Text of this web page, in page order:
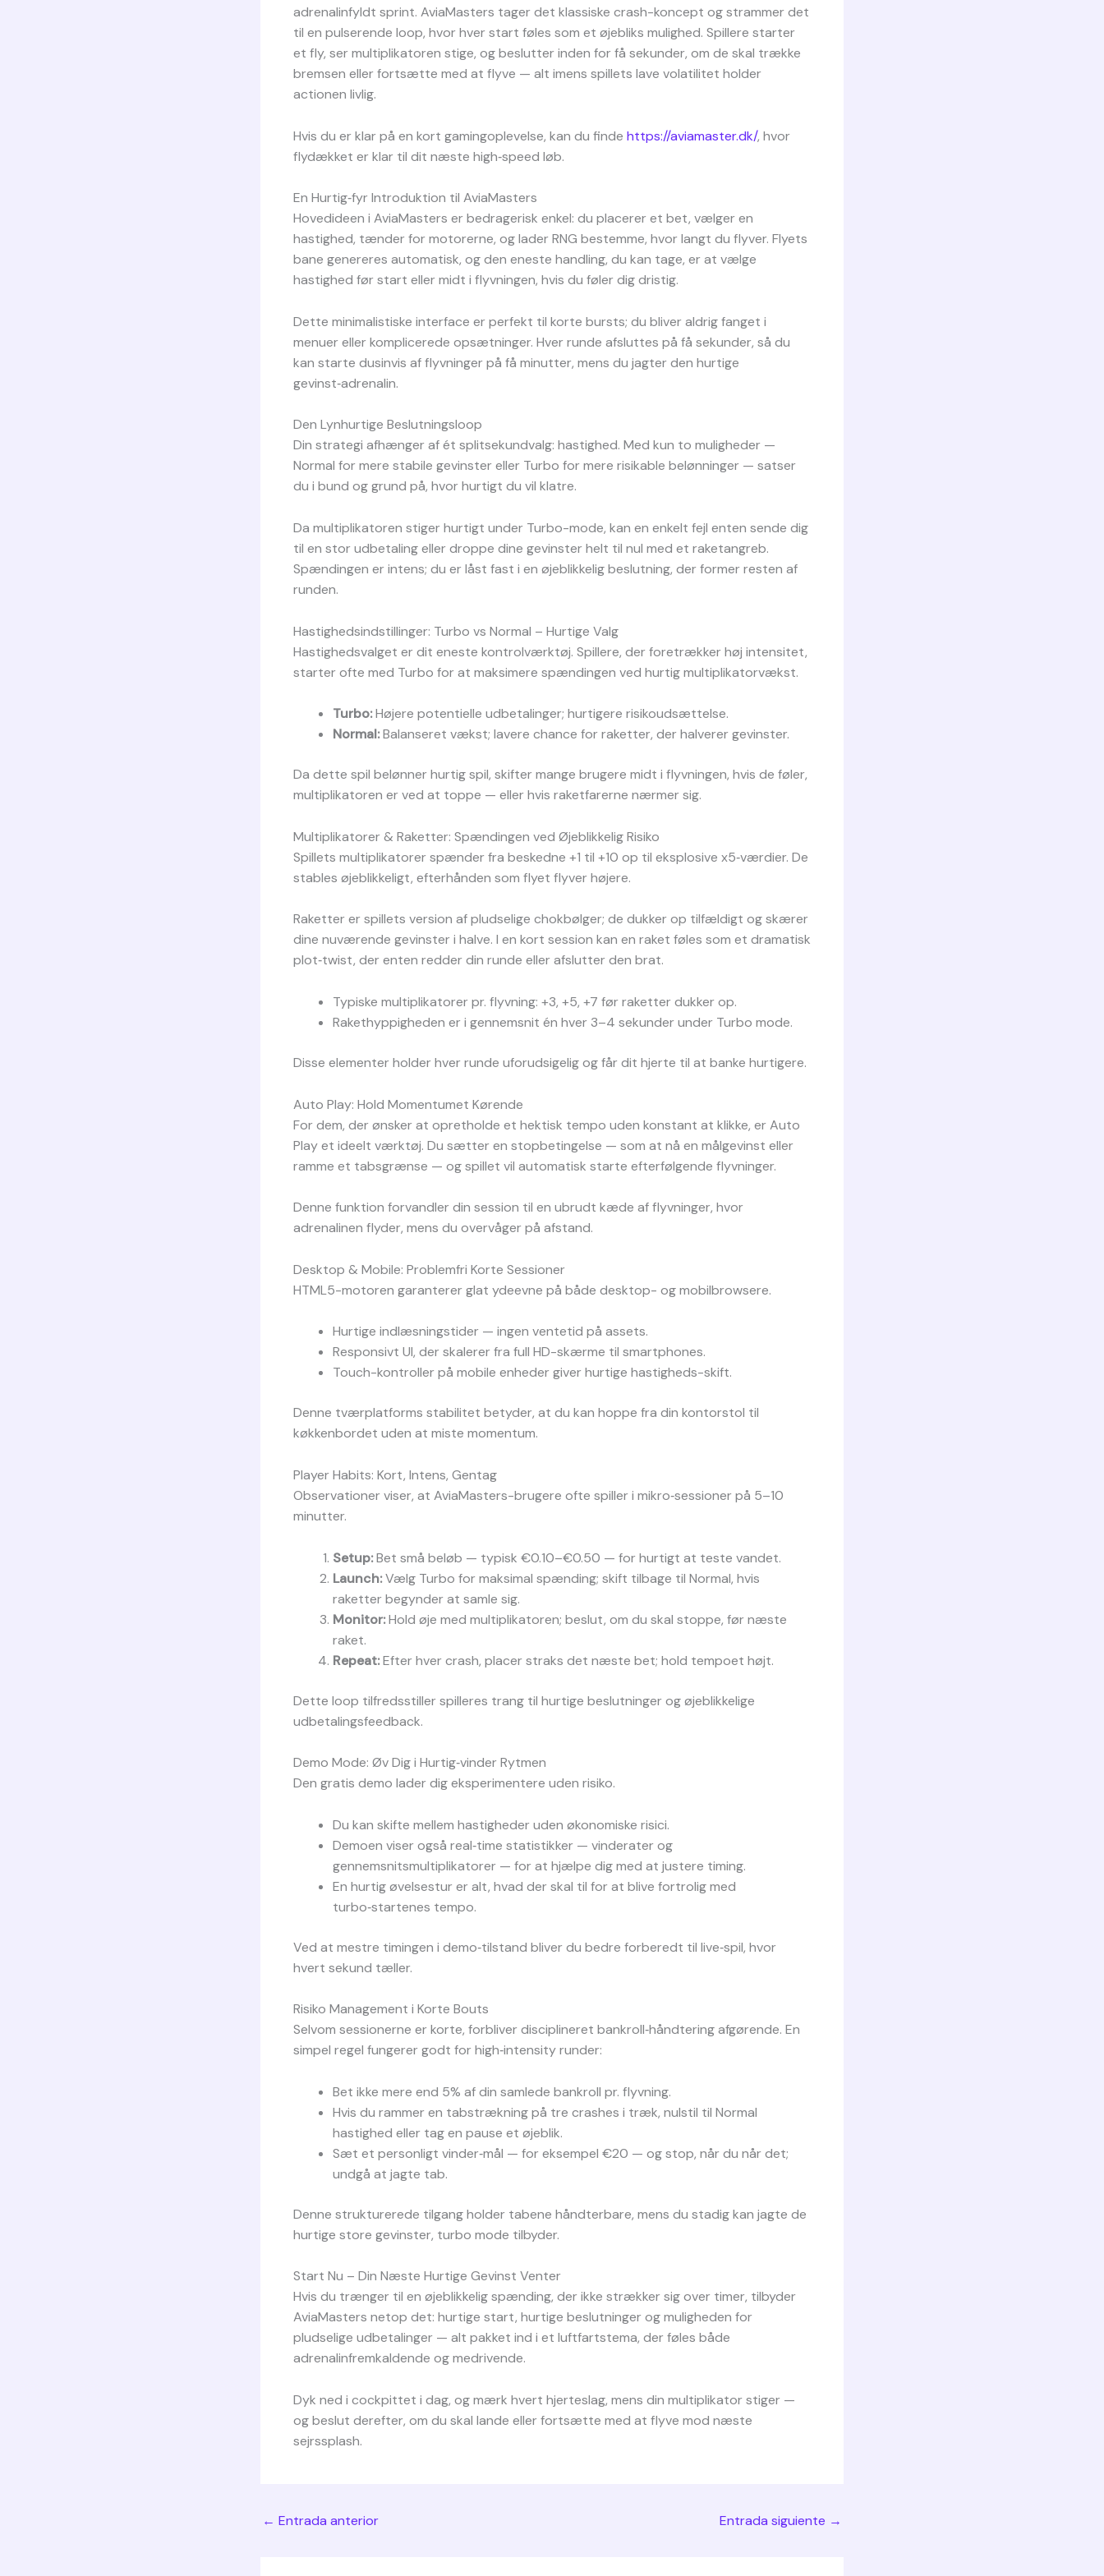
adrenalinfyldt sprint. AviaMasters tager det klassiske crash-koncept og strammer det
til en pulserende loop, hvor hver start føles som et øjebliks mulighed. Spillere starter
et fly, ser multiplikatoren stige, og beslutter inden for få sekunder, om de skal trække
bremsen eller fortsætte med at flyve — alt imens spillets lave volatilitet holder
actionen livlig.
Hvis du er klar på en kort gamingoplevelse, kan du finde https://aviamaster.dk/, hvor
flydækket er klar til dit næste high‑speed løb.
En Hurtig‑fyr Introduktion til AviaMasters
Hovedideen i AviaMasters er bedragerisk enkel: du placerer et bet, vælger en
hastighed, tænder for motorerne, og lader RNG bestemme, hvor langt du flyver. Flyets
bane genereres automatisk, og den eneste handling, du kan tage, er at vælge
hastighed før start eller midt i flyvningen, hvis du føler dig dristig.
Dette minimalistiske interface er perfekt til korte bursts; du bliver aldrig fanget i
menuer eller komplicerede opsætninger. Hver runde afsluttes på få sekunder, så du
kan starte dusinvis af flyvninger på få minutter, mens du jagter den hurtige
gevinst‑adrenalin.
Den Lynhurtige Beslutningsloop
Din strategi afhænger af ét splitsekundvalg: hastighed. Med kun to muligheder —
Normal for mere stabile gevinster eller Turbo for mere risikable belønninger — satser
du i bund og grund på, hvor hurtigt du vil klatre.
Da multiplikatoren stiger hurtigt under Turbo-mode, kan en enkelt fejl enten sende dig
til en stor udbetaling eller droppe dine gevinster helt til nul med et raketangreb.
Spændingen er intens; du er låst fast i en øjeblikkelig beslutning, der former resten af
runden.
Hastighedsindstillinger: Turbo vs Normal – Hurtige Valg
Hastighedsvalget er dit eneste kontrolværktøj. Spillere, der foretrækker høj intensitet,
starter ofte med Turbo for at maksimere spændingen ved hurtig multiplikatorvækst.
Turbo:Højere potentielle udbetalinger; hurtigere risikoudsættelse.
Normal:Balanseret vækst; lavere chance for raketter, der halverer gevinster.
Da dette spil belønner hurtig spil, skifter mange brugere midt i flyvningen, hvis de føler,
multiplikatoren er ved at toppe — eller hvis raketfarerne nærmer sig.
Multiplikatorer & Raketter: Spændingen ved Øjeblikkelig Risiko
Spillets multiplikatorer spænder fra beskedne +1 til +10 op til eksplosive x5‑værdier. De
stables øjeblikkeligt, efterhånden som flyet flyver højere.
Raketter er spillets version af pludselige chokbølger; de dukker op tilfældigt og skærer
dine nuværende gevinster i halve. I en kort session kan en raket føles som et dramatisk
plot‑twist, der enten redder din runde eller afslutter den brat.
Typiske multiplikatorer pr. flyvning: +3, +5, +7 før raketter dukker op.
Rakethyppigheden er i gennemsnit én hver 3–4 sekunder under Turbo mode.
Disse elementer holder hver runde uforudsigelig og får dit hjerte til at banke hurtigere.
Auto Play: Hold Momentumet Kørende
For dem, der ønsker at opretholde et hektisk tempo uden konstant at klikke, er Auto
Play et ideelt værktøj. Du sætter en stopbetingelse — som at nå en målgevinst eller
ramme et tabsgrænse — og spillet vil automatisk starte efterfølgende flyvninger.
Denne funktion forvandler din session til en ubrudt kæde af flyvninger, hvor
adrenalinen flyder, mens du overvåger på afstand.
Desktop & Mobile: Problemfri Korte Sessioner
HTML5-motoren garanterer glat ydeevne på både desktop- og mobilbrowsere.
Hurtige indlæsningstider — ingen ventetid på assets.
Responsivt UI, der skalerer fra full HD-skærme til smartphones.
Touch-kontroller på mobile enheder giver hurtige hastigheds-skift.
Denne tværplatforms stabilitet betyder, at du kan hoppe fra din kontorstol til
køkkenbordet uden at miste momentum.
Player Habits: Kort, Intens, Gentag
Observationer viser, at AviaMasters-brugere ofte spiller i mikro‑sessioner på 5–10
minutter.
Setup:Bet små beløb — typisk €0.10–€0.50 — for hurtigt at teste vandet.
Launch:Vælg Turbo for maksimal spænding; skift tilbage til Normal, hvis
raketter begynder at samle sig.
Monitor:Hold øje med multiplikatoren; beslut, om du skal stoppe, før næste
raket.
Repeat:Efter hver crash, placer straks det næste bet; hold tempoet højt.
Dette loop tilfredsstiller spilleres trang til hurtige beslutninger og øjeblikkelige
udbetalingsfeedback.
Demo Mode: Øv Dig i Hurtig‑vinder Rytmen
Den gratis demo lader dig eksperimentere uden risiko.
Du kan skifte mellem hastigheder uden økonomiske risici.
Demoen viser også real‑time statistikker — vinderater og
gennemsnitsmultiplikatorer — for at hjælpe dig med at justere timing.
En hurtig øvelsestur er alt, hvad der skal til for at blive fortrolig med
turbo‑startenes tempo.
Ved at mestre timingen i demo‑tilstand bliver du bedre forberedt til live‑spil, hvor
hvert sekund tæller.
Risiko Management i Korte Bouts
Selvom sessionerne er korte, forbliver disciplineret bankroll‑håndtering afgørende. En
simpel regel fungerer godt for high‑intensity runder:
Bet ikke mere end 5% af din samlede bankroll pr. flyvning.
Hvis du rammer en tabstrækning på tre crashes i træk, nulstil til Normal
hastighed eller tag en pause et øjeblik.
Sæt et personligt vinder‑mål — for eksempel €20 — og stop, når du når det;
undgå at jagte tab.
Denne strukturerede tilgang holder tabene håndterbare, mens du stadig kan jagte de
hurtige store gevinster, turbo mode tilbyder.
Start Nu – Din Næste Hurtige Gevinst Venter
Hvis du trænger til en øjeblikkelig spænding, der ikke strækker sig over timer, tilbyder
AviaMasters netop det: hurtige start, hurtige beslutninger og muligheden for
pludselige udbetalinger — alt pakket ind i et luftfartstema, der føles både
adrenalinfremkaldende og medrivende.
Dyk ned i cockpittet i dag, og mærk hvert hjerteslag, mens din multiplikator stiger —
og beslut derefter, om du skal lande eller fortsætte med at flyve mod næste
sejrssplash.
← Entrada anterior Entrada siguiente →